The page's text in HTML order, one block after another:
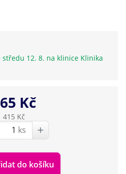
středu 12. 8. na klinice Klinika
Kč
415 Kč
ks
do košíku